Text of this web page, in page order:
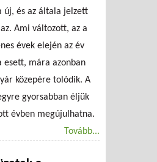
új, és az általa jelzett
Ami változott, az a
évek elején az év
esett, mára azonban
közepére tolódik. A
gyorsabban éljük
évben megújulhatna.
Tovább...